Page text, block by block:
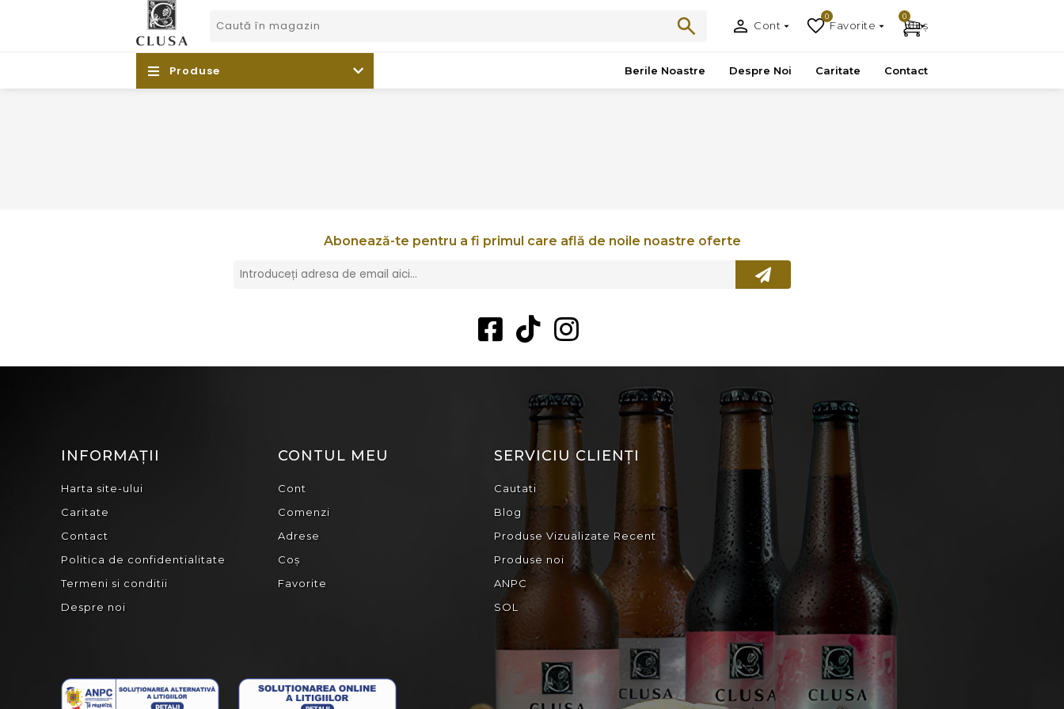
Cont Favorite
0
Coș
0
Berile Noastre Despre Noi Caritate Contact
Produse
STOC
in stoc
ILE DE FRANCE
Abonează-te pentru a fi primul care află de noile noastre oferte
INFORMAȚII
Harta site-ului
Caritate
Contact
Politica de confidentialitate
Termeni si conditii
Despre noi
CONTUL MEU
Cont
Comenzi
Adrese
Coș
Favorite
SERVICIU CLIENȚI
Cautati
Blog
Produse Vizualizate Recent
Produse noi
ANPC
SOL